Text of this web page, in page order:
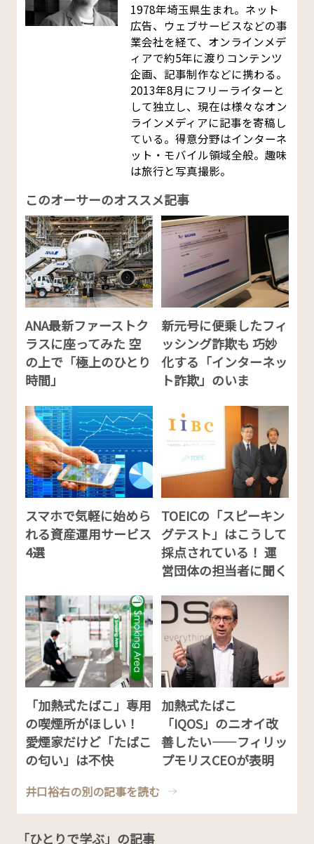
1978年埼玉県生まれ。ネット
広告、ウェブサービスなどの事
業会社を経て、オンラインメデ
ィアで約5年に渡りコンテンツ
企画、記事制作などに携わる。
2013年8月にフリーライターと
して独立し、現在は様々なオン
ラインメディアに記事を寄稿し
ている。得意分野はインターネ
ット・モバイル領域全般。趣味
は旅行と写真撮影。
このオーサーのオススメ記事
ANA最新ファーストク
ラスに座ってみた 空
の上で「極上のひとり
時間」
新元号に便乗したフィ
ッシング詐欺も 巧妙
化する「インターネッ
ト詐欺」のいま
スマホで気軽に始めら
れる資産運用サービス
4選
TOEICの「スピーキン
グテスト」はこうして
採点されている！ 運
営団体の担当者に聞く
「加熱式たばこ」専用
の喫煙所がほしい！
愛煙家だけど「たばこ
の匂い」は不快
加熱式たばこ
「IQOS」のニオイ改
善したい――フィリッ
プモリスCEOが表明
井口裕右の別の記事を読む
「ひとりで学ぶ」の記事